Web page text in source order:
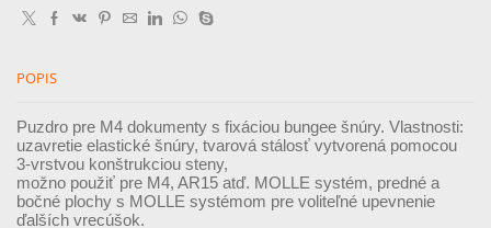
POPIS
Puzdro pre M4 dokumenty s fixáciou bungee šnúry. Vlastnosti:
uzavretie elastické šnúry, tvarová stálosť vytvorená pomocou
3-vrstvou konštrukciou steny,
možno použiť pre M4, AR15 atď. MOLLE systém, predné a
bočné plochy s MOLLE systémom pre voliteľné upevnenie
ďalších vrecúšok.